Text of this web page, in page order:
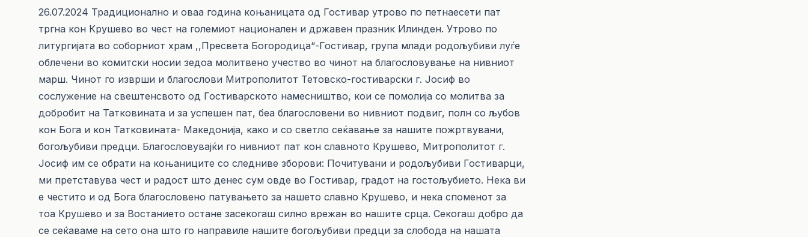
26.07.2024 Традиционално и оваа година коњаницата од Гостивар утрово по петнаесети пат
тргна кон Крушево во чест на големиот национален и државен празник Илинден. Утрово по
литургијата во соборниот храм ,,Пресвета Богородица“-Гостивар, група млади родољубиви луѓе
облечени во комитски носии зедоа молитвено учество во чинот на благословување на нивниот
марш. Чинот го изврши и благослови Митрополитот Тетовско-гостиварски г. Јосиф во
сослужение на свештенсвото од Гостиварското намесништво, кои се помолија со молитва за
добробит на Татковината и за успешен пат, беа благословени во нивниот подвиг, полн со љубов
кон Бога и кон Татковината- Македонија, како и со светло сеќавање за нашите пожртвувани,
богољубиви предци. Благословувајќи го нивниот пат кон славното Крушево, Митрополитот г.
Јосиф им се обрати на коњаниците со следниве зборови: Почитувани и родољубиви Гостиварци,
ми претставува чест и радост што денес сум овде во Гостивар, градот на гостољубието. Нека ви
е честито и од Бога благословено патувањето за нашето славно Крушево, и нека споменот за
тоа Крушево и за Востанието остане засекогаш силно врежан во нашите срца. Секогаш добро да
се сеќаваме на сето она што го направиле нашите богољубиви предци за слобода на нашата